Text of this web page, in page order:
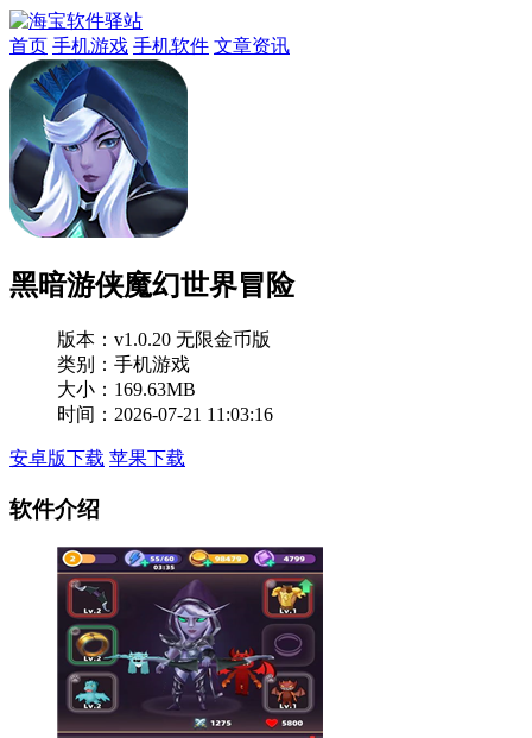
首页 手机游戏 手机软件 文章资讯
黑暗游侠魔幻世界冒险
版本： v1.0.20 无限金币版
类别：手机游戏
大小：169.63MB
时间：2026-07-21 11:03:16
安卓版下载 苹果下载
软件介绍